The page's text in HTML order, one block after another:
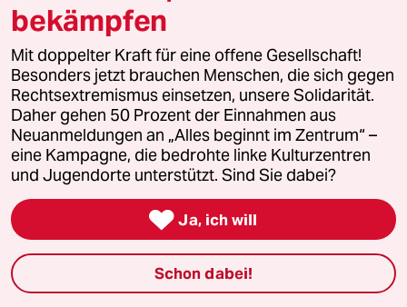
Feedback Kommentieren
Diesen Artikel teilen
Mehr zum Thema
bekämpfen
Mit doppelter Kraft für eine offene Gesellschaft!
Besonders jetzt brauchen Menschen, die sich gegen
Rechtsextremismus einsetzen, unsere Solidarität.
Daher gehen 50 Prozent der Einnahmen aus
Neuanmeldungen an „Alles beginnt im Zentrum“ –
eine Kampagne, die bedrohte linke Kulturzentren
und Jugendorte unterstützt. Sind Sie dabei?
 Ja, ich will
Schon dabei!